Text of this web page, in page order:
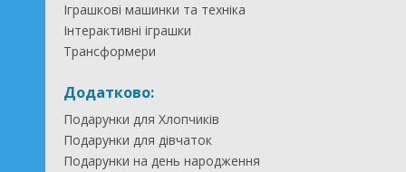
Іграшкові машинки та техніка
Інтерактивні іграшки
Трансформери
Додатково:
Подарунки для Хлопчиків
Подарунки для дівчаток
Подарунки на день народження